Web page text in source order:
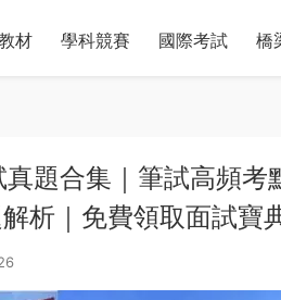
材 學科競賽 國際考試 橋
題合集｜筆試高頻
析｜免費領取面試寶